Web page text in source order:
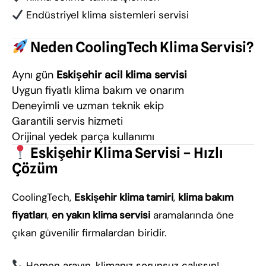
Endüstriyel klima sistemleri servisi
Neden CoolingTech Klima Servisi?
Aynı gün Eskişehir acil klima servisi
Uygun fiyatlı klima bakım ve onarım
Deneyimli ve uzman teknik ekip
Garantili servis hizmeti
Orijinal yedek parça kullanımı
Eskişehir Klima Servisi – Hızlı
Çözüm
CoolingTech, Eskişehir klima tamiri, klima bakım
fiyatları, en yakın klima servisi aramalarında öne
çıkan güvenilir firmalardan biridir.